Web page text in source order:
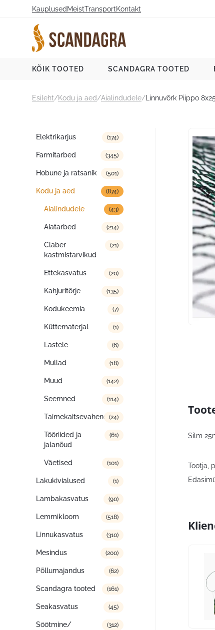
Kauplused MeistTransportKontakt
KÕIK TOOTED SCANDAGRA TOOTED
Esileht/Kodu ja aed/Aialindudele/ Linnuvõrk Piippo
Tootekategooriad
Elektrikarjus (174)
Farmitarbed (345)
Hobune ja ratsanik (501)
Kodu ja aed (874)
Aialindudele (43)
Aiatarbed (214)
Claber
kastmistarvikud
(21)
Ettekasvatus (20)
Kahjuritõrje (135)
Kodukeemia (7)
Küttematerjal (1)
Lastele (6)
Mullad (18)
Muud (142)
Seemned (114)
Taimekaitsevahendid(24)
Tööriided ja
jalanõud
(61)
Väetised (101)
Lakukivialused (1)
Lambakasvatus (90)
Lemmikloom (518)
Linnukasvatus (310)
Mesindus (200)
Põllumajandus (62)
Scandagra tooted (161)
Seakasvatus (45)
Söötmine/
(312)
Silm
Tootja,